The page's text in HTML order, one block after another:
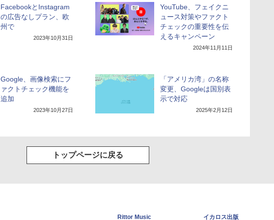
FacebookとInstagram
の広告なしプラン、欧
州で
2023年10月31日
YouTube、フェイクニ
ュース対策やファクト
チェックの重要性を伝
えるキャンペーン
2024年11月11日
Google、画像検索にフ
ァクトチェック機能を
追加
2023年10月27日
「アメリカ湾」の名称
変更、Googleは国別表
示で対応
2025年2月12日
トップページに戻る
Rittor Music イカロス出版